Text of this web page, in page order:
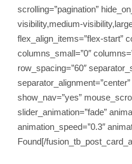
scrolling=”pagination”
visibility,medium-
flex_align_items=”flex-start”
columns_small=”0″
row_spacing=”60″
separator_alignment=”center”
show_nav=”yes”
slider_animation=”fade”
animation_speed=”0.3″
Found[/